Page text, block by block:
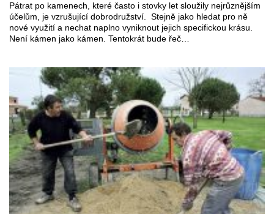
Pátrat po kamenech, které často i stovky let sloužily nejrůznějším
účelům, je vzrušující dobrodružství. Stejně jako hledat pro ně
nové využití a nechat naplno vyniknout jejich specifickou krásu.
Není kámen jako kámen. Tentokrát bude řeč…